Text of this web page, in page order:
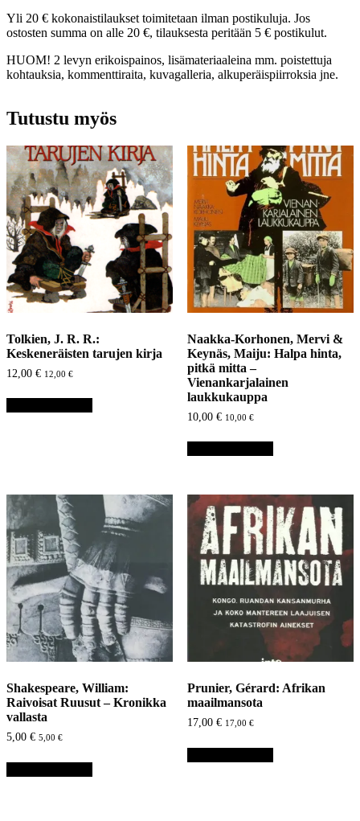
Yli 20 € kokonaistilaukset toimitetaan ilman postikuluja. Jos
ostosten summa on alle 20 €, tilauksesta peritään 5 € postikulut.
HUOM! 2 levyn erikoispainos, lisämateriaaleina mm. poistettuja
kohtauksia, kommenttiraita, kuvagalleria, alkuperäispiirroksia jne.
Tutustu myös
Tolkien, J. R. R.:
Keskeneräisten tarujen kirja
12,00 € 12,00 €
Naakka-Korhonen, Mervi &
Keynäs, Maiju: Halpa hinta,
pitkä mitta –
Vienankarjalainen
laukkukauppa
10,00 € 10,00 €
Shakespeare, William:
Raivoisat Ruusut – Kronikka
vallasta
5,00 € 5,00 €
Prunier, Gérard: Afrikan
maailmansota
17,00 € 17,00 €